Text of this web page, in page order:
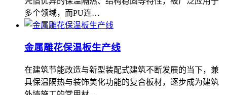
多个领域，而PU连…
金属雕花保温板生产线
在建筑节能改造与新型装配式建筑不断发展的当下，兼
具保温隔热与装饰美化功能的复合板材，逐步成为建筑